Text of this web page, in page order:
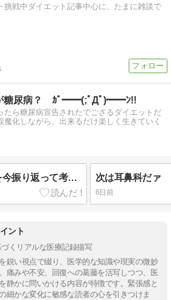
挑戦中ダイエット記事中心に、たまに雑談で
糖尿病？ ｶﾞ━━(;ﾟДﾟ)━━ﾝ!!
たら糖尿病宣告されたでござるダイエットだ
魔化しながら、出来るだけ楽しく生きていく
メニエール病の前兆を今振り返って考える 次は耳鼻科だァ
6日前
ント
くリアルな医療記録描写
鋭い視点で綴り、医学的な知識や現実の微妙
痛みや不安、回復への葛藤を活写しつつ、医
静かに問いかける内容が特徴です。緊張感と
細かな変化に敏感な読者の心を引きつけま